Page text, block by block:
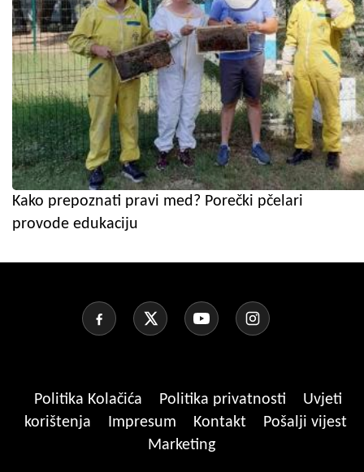
Kako prepoznati pravi med? Porečki pčelari
provode edukaciju
Politika Kolačića Politika privatnosti
Uvjeti
korištenja
Impresum Kontakt
Pošalji vijest
Marketing